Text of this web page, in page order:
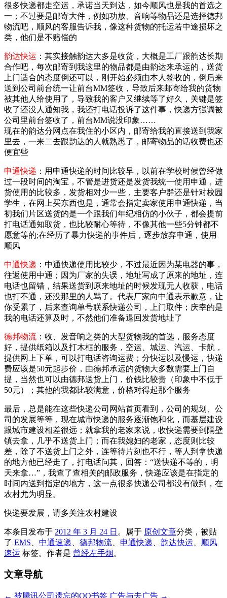
很多快递都走空运，承诺当天到达，如今顺风也是我的首选之
一；不过要是邮寄大件，例如功放、音响等物品还是选择德邦
物流吧，顺风的客服告诉我，像这种货物的托运若中途损坏之
类，他们是不赔偿的
韵达快运 ：其实接触韵达大多是收货，大概是工厂跟韵达长期
合作吧，每次邮寄到我这里的物品都是由韵达来承运的，送货
上门适合的态度倒还可以，刚开始必须由本人签收的，倒后来
送到公司前台统一让前台MM签收，导致后来邮寄给我的货物
被其他人给使用了，导致我的客户又继续等了好久，关键是签
收了还没人通知我，我还打电话投诉了这件事，快递方强调被
公司里前台签收了，前台MM说没印象……
现在的韵达分网点在我住的小区内，邮寄给我的直接送到我家
里去，一来二去跟韵达的人就熟悉了，邮寄物品的话收费也还
便宜些
申通快递 ：用申通快递的时间比较早，以前在学校时候曾经做
过一段时间的淘宝，不管是进货还是发货我统一使用申通，进
货使用的比较多，发货相对少一些，主要客户群还是针对校园
学生，在网上买东西也是，通常会指定卖家使用申通快递，当
初我们片区送货的是一个跟我们年纪相仿的小伙子，都会提前
打电话通知取货，也比较耐心等待，不像其他一些5分钟都不
愿意等的;在经历了暴力快递的事件后，逐步放弃申通，使用
顺风
中通快递 ：中通快递使用比较少，不过最近因为某电器的事，
往返使用中通；因为厂家的失误，地址写成了原来的地址，连
电话也留错，结果送货到原来地址的时候发现无人收获，电话
也打不通，还没那里的人骂了。代表厂家向中通表示歉意，让
你受累了，后来查询单号联系快递公司，上门取件；庆幸的是
我的电话还算及时，不然他们准备退回发货地址了
德邦物流 ：收、发音响之类的大型货物我的首选，服务态度
好，提供纸箱以及打木框的服务，空运、城运、汽运、卡航，
提供网上下单，可以打电话咨询运费；分快运以及慢运，快递
费应该是50元起步价，由德邦承运的货物大多数需要上门自
提，当然也可以由德邦送货上门，价钱比较贵（印象中不低于
50元）；其他的我都比较满意，价格对得起那个服务
最后，总是能在这些快递公司网站首页看到，公司的规划、公
司的发展等等，现在城市快递的服务逐渐饱和化，而基层建设
跟城市建设相差很远；就拿我的老家来说，收快递需要到隔壁
镇去拿，几乎不送货上门；而在我媳妇的老家，态度则比较
差，除了不送货上门之外，连等待片刻也不行，等人到拿快递
的地方他已经走了，打电话问其，回答：“送快递不等的，明
天来拿…”，我查了查相关的邮政服务，快递应该是在指定的
时间内送到指定的地方，这一点很多快递公司都没有做到，在
农村尤为明显。
快递要发展，请多关注农村建设
本条目发布于 2012 年 3 月 24 日 。属于 原创文章分类，被贴
了 EMS 中通速递 德邦物流 申通快递 韵达快运
顺风
速运 标签。 作者是 曾经左手烟。
文章导航
← 被腾讯公司遗忘的QQ书签 广告与去广告 →